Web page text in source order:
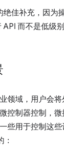
绝佳补充，因为
而不是低级
领域，用户会
控制器控制，
些用于控制这